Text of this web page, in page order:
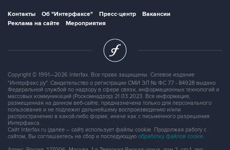
Контакты Об "Интерфаксе" Пресс-центр
Вакансии
Реклама на сайте
Мероприятия
Copyright © 1991—2026 Interfax. Все права защищены. Сетевое издание
"Интерфакс.ру". Свидетельство о регистрации СМИ ЭЛ № ФС 77 - 84928 выдано
Федеральной службой по надзору в сфере связи, информационных технологий и
массовых коммуникаций (Роскомнадзор) 21.03.2023. Вся информация,
размещенная на данном веб-сайте, предназначена только для персонального
пользования и не подлежит дальнейшему воспроизведению и/или
распространению в какой-либо форме, иначе как с письменного разрешения
Интерфакса.
Сайт Interfax.ru (далее – сайт) использует файлы cookie. Продолжая работу с
сайтом, Вы соглашаетесь на сбор и последующую обработку файлов cookie.